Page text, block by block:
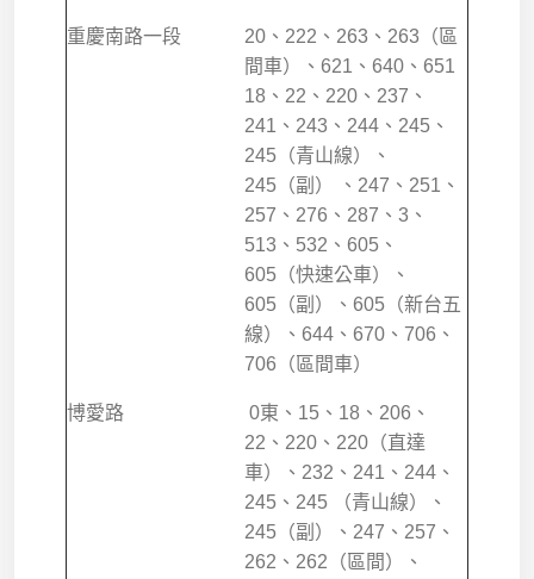
重慶南路一段
20、222、263、263（區
間車）、621、640、651
18、22、220、237、
241、243、244、245、
245（青山線）、
245（副） 、247、251、
257、276、287、3、
513、532、605、
605（快速公車）、
605（副）、605（新台五
線）、644、670、706、
706（區間車）
博愛路
0東、15、18、206、
22、220、220（直達
車）、232、241、244、
245、245 （青山線）、
245（副）、247、257、
262、262（區間）、